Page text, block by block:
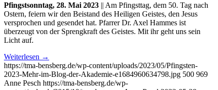
Pfingstsonntag, 28. Mai 2023 || Am Pfingsttag, dem 50. Tag nach
Ostern, feiern wir den Beistand des Heiligen Geistes, den Jesus
versprochen und gesendet hat. Pfarrer Dr. Axel Hammes ist
überzeugt von der Sprengkraft des Geistes. Mit ihr geht uns sein
Licht auf.
Weiterlesen →
https://tma-bensberg.de/wp-content/uploads/2023/05/Pfingsten-
2023-Mehr-im-Blog-der-Akademie-e1684960634798.jpg 500 969
Anne Pesch https://tma-bensberg.de/wp-